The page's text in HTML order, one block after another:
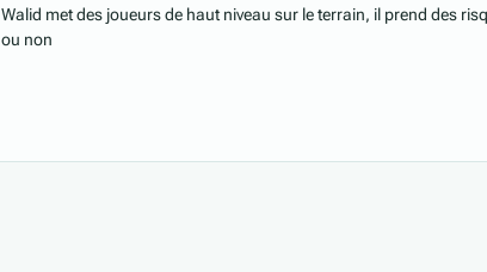
Walid met des joueurs de haut niveau sur le terrain, il prend des
ou non